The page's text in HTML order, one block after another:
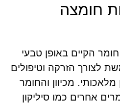
חומצה
הקיים באופן טבעי
לצורך הזרקה וטיפולים
מכיוון והחומר
אחרים כמו סיליקון